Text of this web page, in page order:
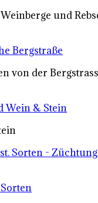
und
Bergstraße
von der
Wein & Stein
Sorten - Züchtung